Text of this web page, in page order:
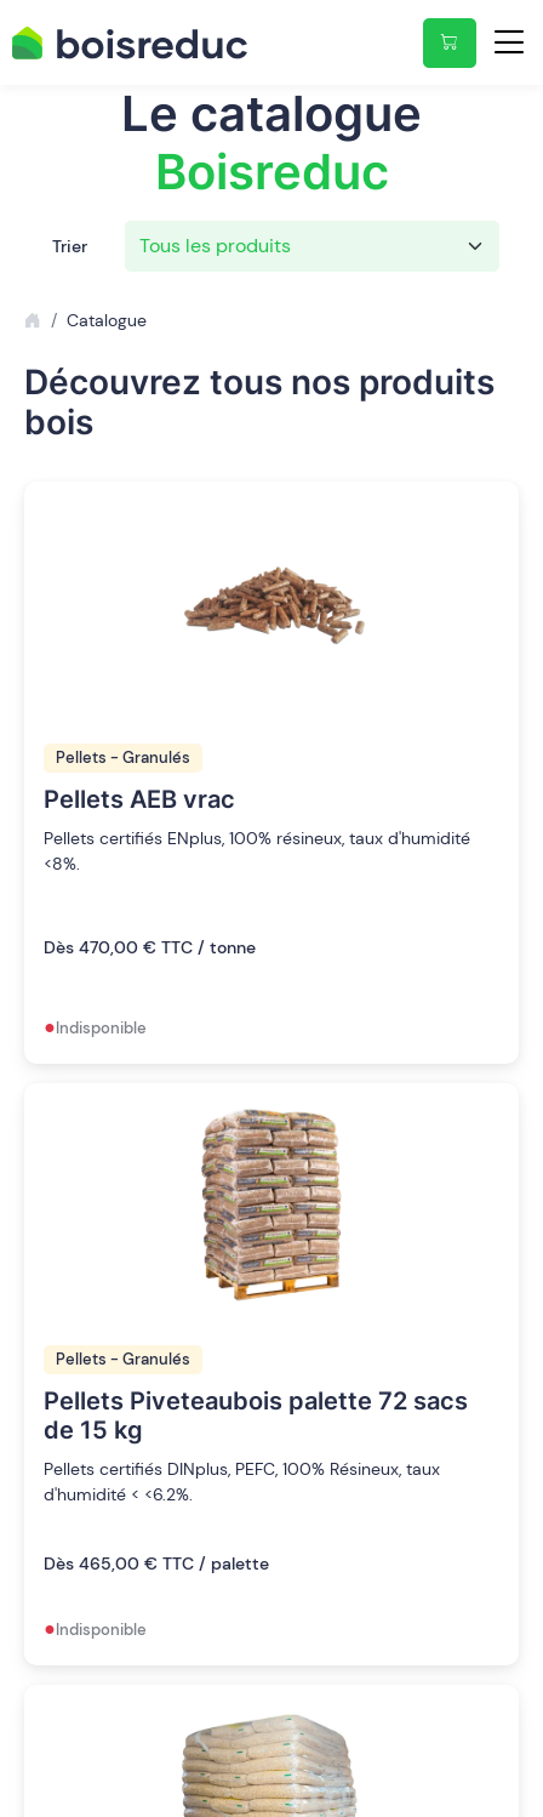
Le catalogue
Boisreduc
Trier
Catalogue
Découvrez tous nos produits
bois
Pellets - Granulés
Pellets AEB vrac
Pellets certifiés ENplus, 100% résineux, taux d'humidité
<8%.
Dès 470,00 € TTC / tonne
•Indisponible
Pellets - Granulés
Pellets Piveteaubois palette 72 sacs
de 15 kg
Pellets certifiés DINplus, PEFC, 100% Résineux, taux
d'humidité < <6.2%.
Dès 465,00 € TTC / palette
•Indisponible